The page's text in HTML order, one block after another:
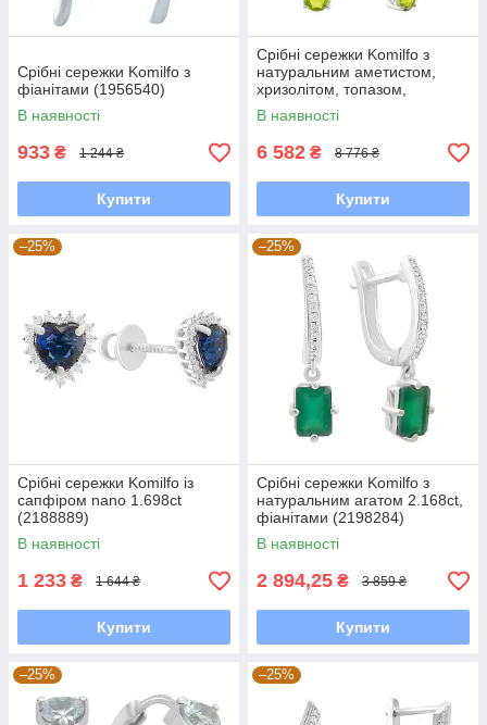
Срібні сережки Komilfo з
фіанітами (1956540)
В наявності
933 ₴ 1 244 ₴
Купити
Срібні сережки Komilfo з
натуральним аметистом,
хризолітом, топазом,
цитрином (2183259)
В наявності
6 582 ₴ 8 776 ₴
Купити
–25%
Срібні сережки Komilfo із
сапфіром nano 1.698ct
(2188889)
В наявності
1 233 ₴ 1 644 ₴
Купити
–25%
Срібні сережки Komilfo з
натуральним агатом 2.168ct,
фіанітами (2198284)
В наявності
2 894,25 ₴ 3 859 ₴
Купити
–25% –25%